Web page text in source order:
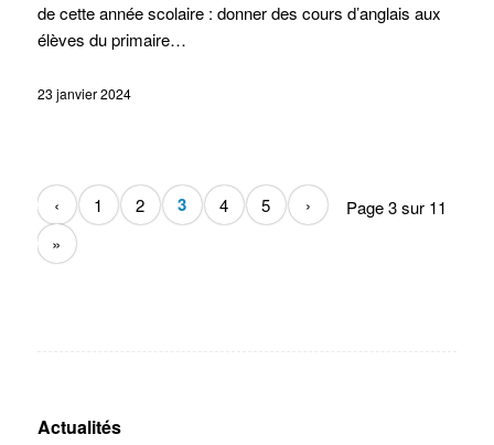
de cette année scolaire : donner des cours d’anglais aux
élèves du primaire…
23 janvier 2024
Page 3 sur 11
‹ 1 2 3 4 5
›
»
Actualités